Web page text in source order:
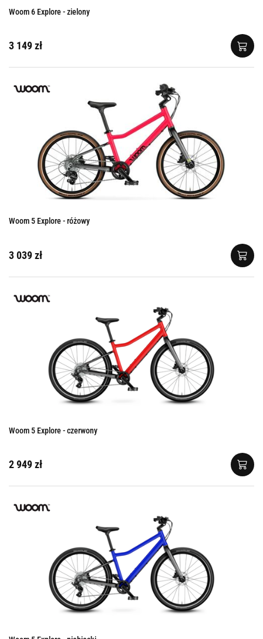
Woom 6 Explore - zielony
3 149 zł
Woom 5 Explore - różowy
3 039 zł
Woom 5 Explore - czerwony
2 949 zł